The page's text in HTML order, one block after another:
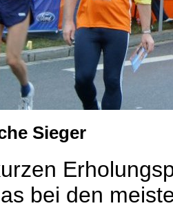
Sieger
bei den